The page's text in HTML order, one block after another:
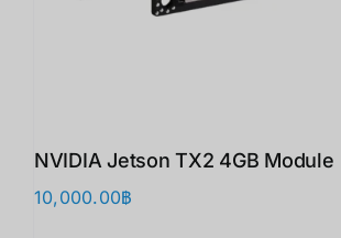
NVIDIA Jetson TX2 4GB Module
10,000.00฿